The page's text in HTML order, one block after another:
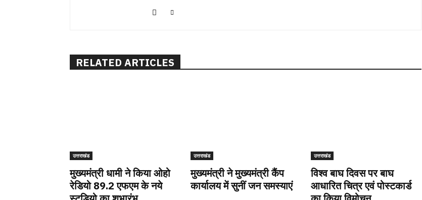
RELATED ARTICLES
उत्तराखंड
मुख्यमंत्री धामी ने किया ओहो
रेडियो 89.2 एफएम के नये
उत्तराखंड
मुख्यमंत्री ने मुख्यमंत्री कैंप
कार्यालय में सुनीं जन समस्याएं
उत्तराखंड
विश्व बाघ दिवस पर बाघ
आधारित चित्र एवं पोस्टकार्ड